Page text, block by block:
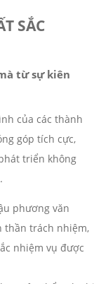
SẮC
từ sự kiên
của các thành
góp tích cực,
triển không
phương văn
thần trách nhiệm,
nhiệm vụ được